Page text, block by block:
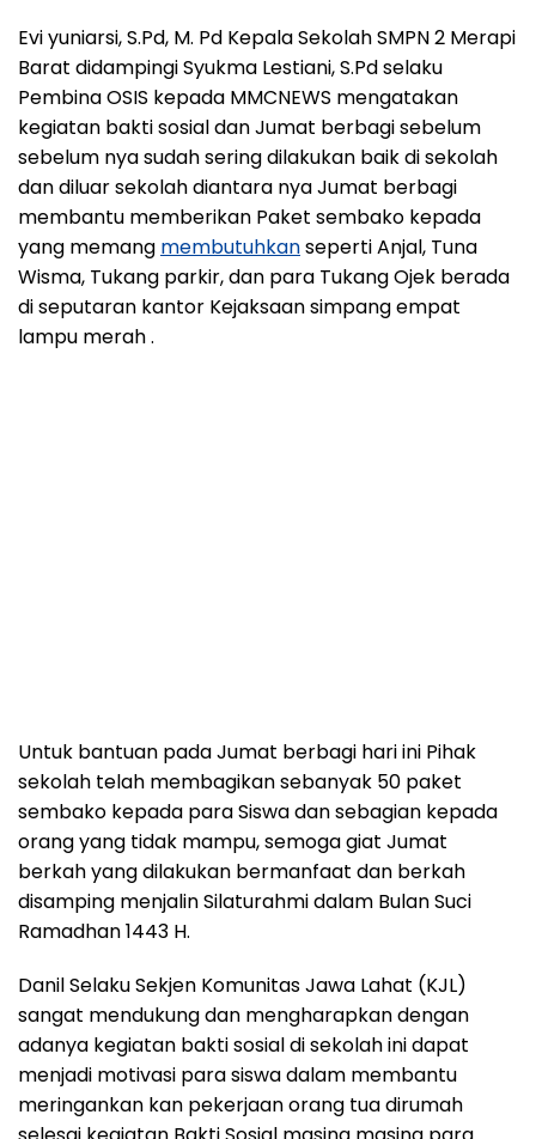
Evi yuniarsi, S.Pd, M. Pd Kepala Sekolah SMPN 2 Merapi
Barat didampingi Syukma Lestiani, S.Pd selaku
Pembina OSIS kepada MMCNEWS mengatakan
kegiatan bakti sosial dan Jumat berbagi sebelum
sebelum nya sudah sering dilakukan baik di sekolah
dan diluar sekolah diantara nya Jumat berbagi
membantu memberikan Paket sembako kepada
yang memang membutuhkanseperti Anjal, Tuna
Wisma, Tukang parkir, dan para Tukang Ojek berada
di seputaran kantor Kejaksaan simpang empat
lampu merah .
Untuk bantuan pada Jumat berbagi hari ini Pihak
sekolah telah membagikan sebanyak 50 paket
sembako kepada para Siswa dan sebagian kepada
orang yang tidak mampu, semoga giat Jumat
berkah yang dilakukan bermanfaat dan berkah
disamping menjalin Silaturahmi dalam Bulan Suci
Ramadhan 1443 H.
Danil Selaku Sekjen Komunitas Jawa Lahat (KJL)
sangat mendukung dan mengharapkan dengan
adanya kegiatan bakti sosial di sekolah ini dapat
menjadi motivasi para siswa dalam membantu
meringankan kan pekerjaan orang tua dirumah